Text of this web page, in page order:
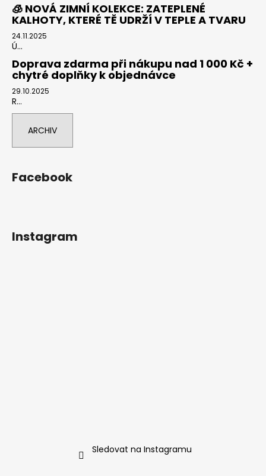
🧊 NOVÁ ZIMNÍ KOLEKCE: ZATEPLENÉ
KALHOTY, KTERÉ TĚ UDRŽÍ V TEPLE A TVARU
24.11.2025
Ú...
Doprava zdarma při nákupu nad 1 000 Kč +
chytré doplňky k objednávce
29.10.2025
R...
ARCHIV
Facebook
Instagram
Sledovat na Instagramu